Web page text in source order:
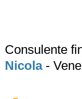
Consulente
Nicola-